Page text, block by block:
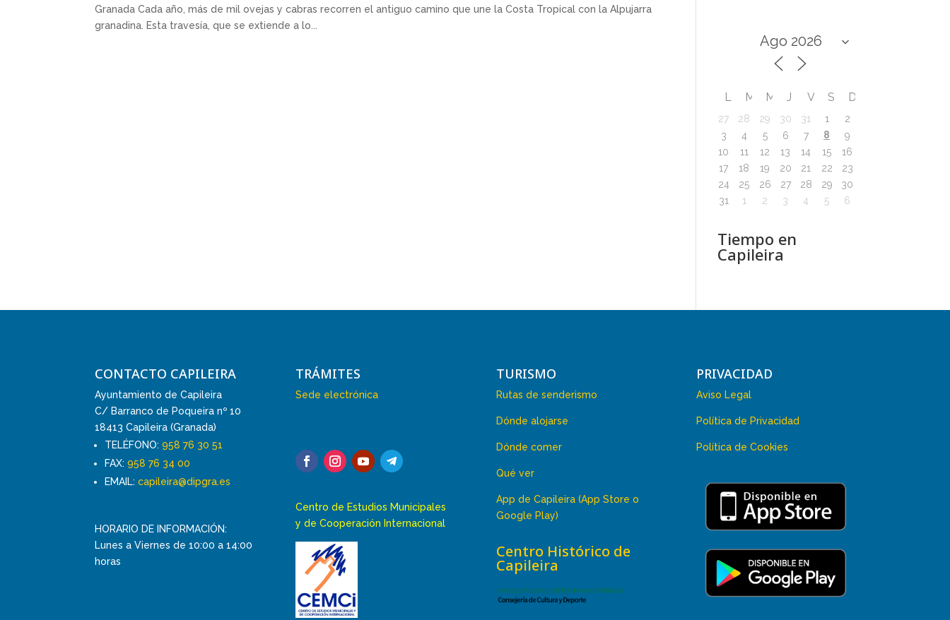
Granada Cada año, más de mil ovejas y cabras recorren el antiguo camino que une la Costa Tropical con la Alpujarra
granadina. Esta travesía, que se extiende a lo...
L M M J V S D
27 28 29 30 31 1
2
3
4 5 6 7 8
9
10
11 12 13 14 15
16
17
18 19 20 21 22
23
24
25 26 27 28 29
30
31
1 2 3 4 5 6
Tiempo en
Capileira
CONTACTO CAPILEIRA
Ayuntamiento de Capileira
C/ Barranco de Poqueira nº 10
18413 Capileira (Granada)
TELÉFONO:958 76 30 51
FAX:958 76 34 00
EMAIL:capileira@dipgra.es
HORARIO DE INFORMACIÓN:
Lunes a Viernes de 10:00 a 14:00
horas
TRÁMITES
Sede electrónica
Centro de Estudios Municipales
y de Cooperación Internacional
TURISMO
Rutas de senderismo
Dónde alojarse
Dónde comer
Qué ver
App de Capileira (App Store o
Google Play)
Centro Histórico de
Capileira
PRIVACIDAD
Aviso Legal
Política de Privacidad
Política de Cookies